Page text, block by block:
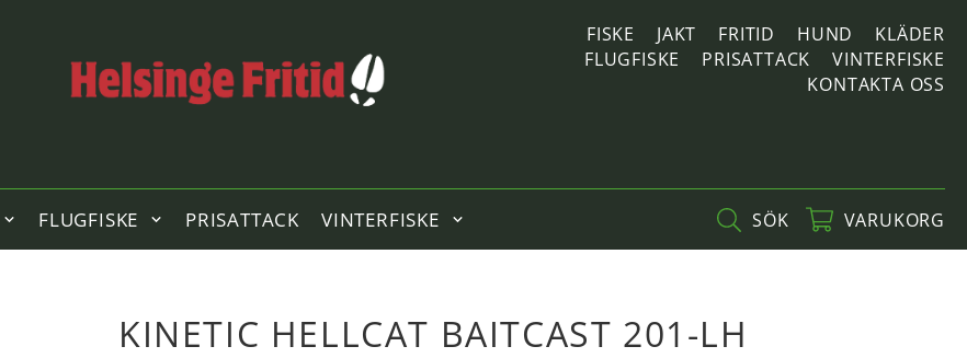
FISKE JAKT FRITID HUND
KLÄDER
FLUGFISKE
PRISATTACK
VINTERFISKE
KONTAKTA OSS
FLUGFISKE PRISATTACK VINTERFISKE SÖK VARUKORG
KINETIC HELLCAT BAITCAST 201-LH